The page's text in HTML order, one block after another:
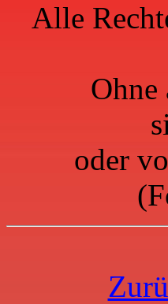
Alle
Ohne
oder